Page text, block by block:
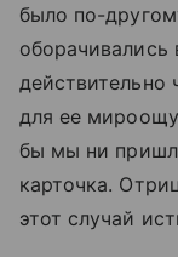
было по-
оборачивались
для ее
бы мы ни
карточка.
этот случай